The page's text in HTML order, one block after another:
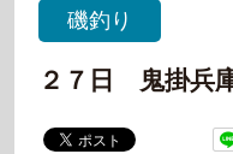
磯釣り
２７日 鬼掛兵